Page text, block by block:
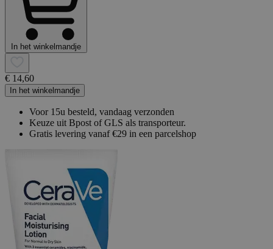
In het winkelmandje
€ 14,60
In het winkelmandje
Voor 15u besteld, vandaag verzonden
Keuze uit Bpost of GLS als transporteur.
Gratis levering vanaf €29 in een parcelshop